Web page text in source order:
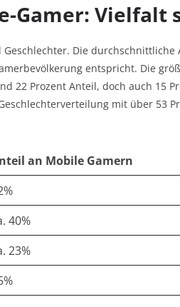
Gamer: Vielfalt
Die
entspricht. Die
22 Prozent Anteil, doch auch 15
mit über 53
an Mobile Gamern
40%
23%